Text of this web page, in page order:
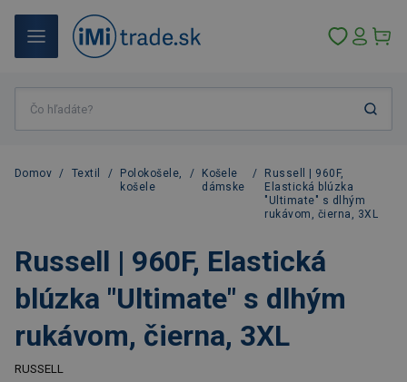
Domov / Textil /
Polokošele,
košele
/
Košele
dámske
/
Russell | 960F,
Elastická blúzka
"Ultimate" s dlhým
rukávom, čierna, 3XL
Russell | 960F, Elastická
blúzka "Ultimate" s dlhým
rukávom, čierna, 3XL
RUSSELL